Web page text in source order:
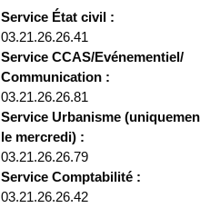
Service État civil :
03.21.26.26.41
Service CCAS/Evénementiel/
Communication :
03.21.26.26.81
Service Urbanisme
le mercredi) :
03.21.26.26.79
Service Comptabilité :
03.21.26.26.42